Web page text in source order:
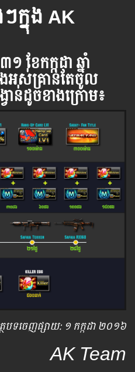
ក្នុង AK
ខែកក្កដា ឆ្នាំ​
ងអស់​គ្រាន់​តែ​ចូល​
ាន់​ដូចខាងក្រោម​៖
ថបទ​ចេញ​ផ្សាយ​: ១ កក្កដា ២០១៦
AK Team